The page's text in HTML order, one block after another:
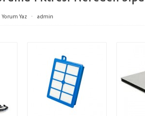
Yorum Yaz ⋅ admin